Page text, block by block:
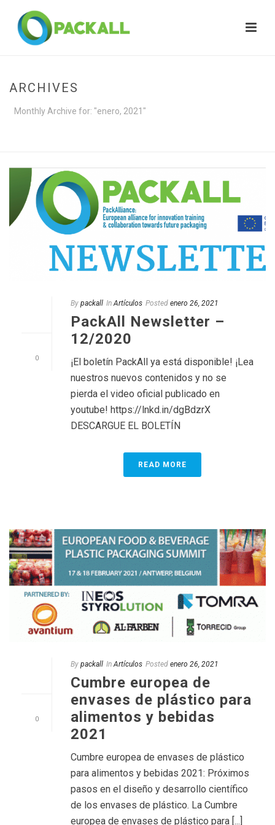
ARCHIVES
Monthly Archive for: "enero, 2021"
0
By packall In Artículos Posted enero 26, 2021
PackAll Newsletter –
12/2020
¡El boletín PackAll ya está disponible! ¡Lea
nuestros nuevos contenidos y no se
pierda el video oficial publicado en
youtube! https://lnkd.in/dgBdzrX
DESCARGUE EL BOLETÍN
READ MORE
0
By packall In Artículos Posted enero 26, 2021
Cumbre europea de
envases de plástico para
alimentos y bebidas
2021
Cumbre europea de envases de plástico
para alimentos y bebidas 2021: Próximos
pasos en el diseño y desarrollo científico
de los envases de plástico. La Cumbre
europea de envases de plástico para [...]